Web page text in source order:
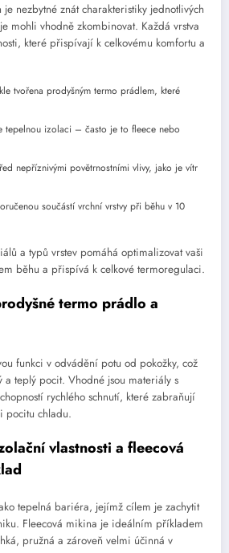
nezbytné znát charakteristiky jednotlivých
mohli vhodně zkombinovat. Každá vrstva
které přispívají k celkovému komfortu a
tvořena prodyšným termo prádlem, které
tepelnou izolaci – často je to fleece nebo
nepříznivými povětrnostními vlivy, jako je vítr
součástí vrchní vrstvy při běhu v 10
a typů vrstev pomáhá optimalizovat vaši
běhu a přispívá k celkové termoregulaci.
termo prádlo a
funkci v odvádění potu od pokožky, což
a teplý pocit. Vhodné jsou materiály s
rychlého schnutí, které zabraňují
pocitu chladu.
vlastnosti a fleecová
tepelná bariéra, jejímž cílem je zachytit
Fleecová mikina je ideálním příkladem
pružná a zároveň velmi účinná v